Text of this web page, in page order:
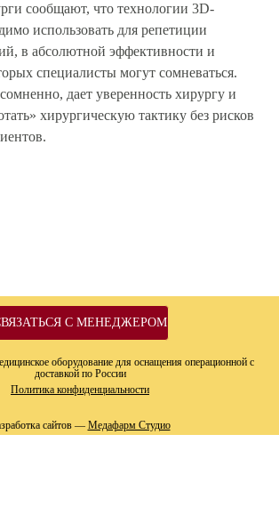
сообщают, что технологии 3D-
использовать для репетиции
в абсолютной эффективности и
специалисты могут сомневаться.
дает уверенность хирургу и
хирургическую тактику без рисков
С МЕНЕДЖЕРОМ
оборудование для оснащения операционной с
доставкой по России
Политика конфиденциальности
сайтов — Медафарм Студио